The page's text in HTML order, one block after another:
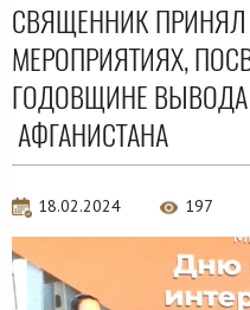
СВЯЩЕННИК ПРИНЯЛ
МЕРОПРИЯТИЯХ,
ГОДОВЩИНЕ ВЫВОДА
АФГАНИСТАНА
18.02.2024 197